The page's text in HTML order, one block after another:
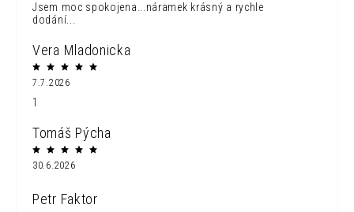
Jsem moc spokojena...náramek krásný a rychle
dodání...
Vera Mladonicka
7.7.2026
1
Tomáš Pýcha
30.6.2026
Petr Faktor